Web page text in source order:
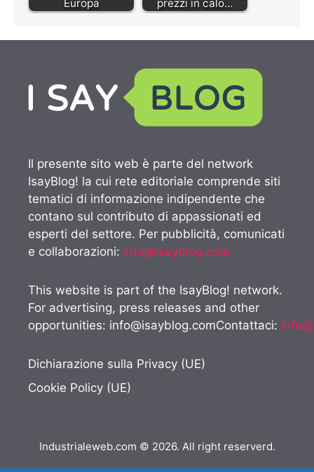
Europa
prezzi in calo…
Il presente sito web è parte del network
IsayBlog! la cui rete editoriale comprende siti
tematici di informazione indipendente che
contano sul contributo di appassionati ed
esperti del settore. Per pubblicità, comunicati
e collaborazioni: info@isayblog.com
This website is part of the IsayBlog! network.
For advertising, press releases and other
opportunities: info@isayblog.comContattaci:
Dichiarazione sulla Privacy (UE)
Cookie Policy (UE)
Industrialeweb.com © 2026. All right reserverd.